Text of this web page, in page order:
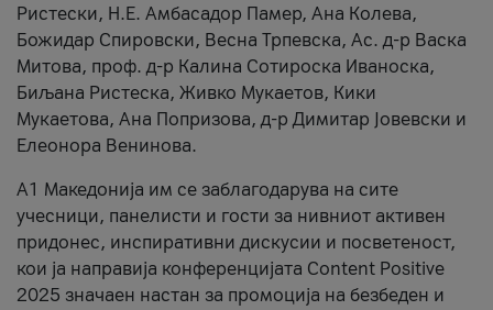
Ристески, Н.Е. Амбасадор Памер, Ана Колева,
Божидар Спировски, Весна Трпевска, Ас. д-р Васка
Митова, проф. д-р Калина Сотироска Иваноска,
Биљана Ристеска, Живко Мукаетов, Кики
Мукаетова, Ана Попризова, д-р Димитар Јовевски и
Елеонора Венинова.
А1 Македонија им се заблагодарува на сите
учесници, панелисти и гости за нивниот активен
придонес, инспиративни дискусии и посветеност,
кои ја направија конференцијата Content Positive
2025 значаен настан за промоција на безбеден и